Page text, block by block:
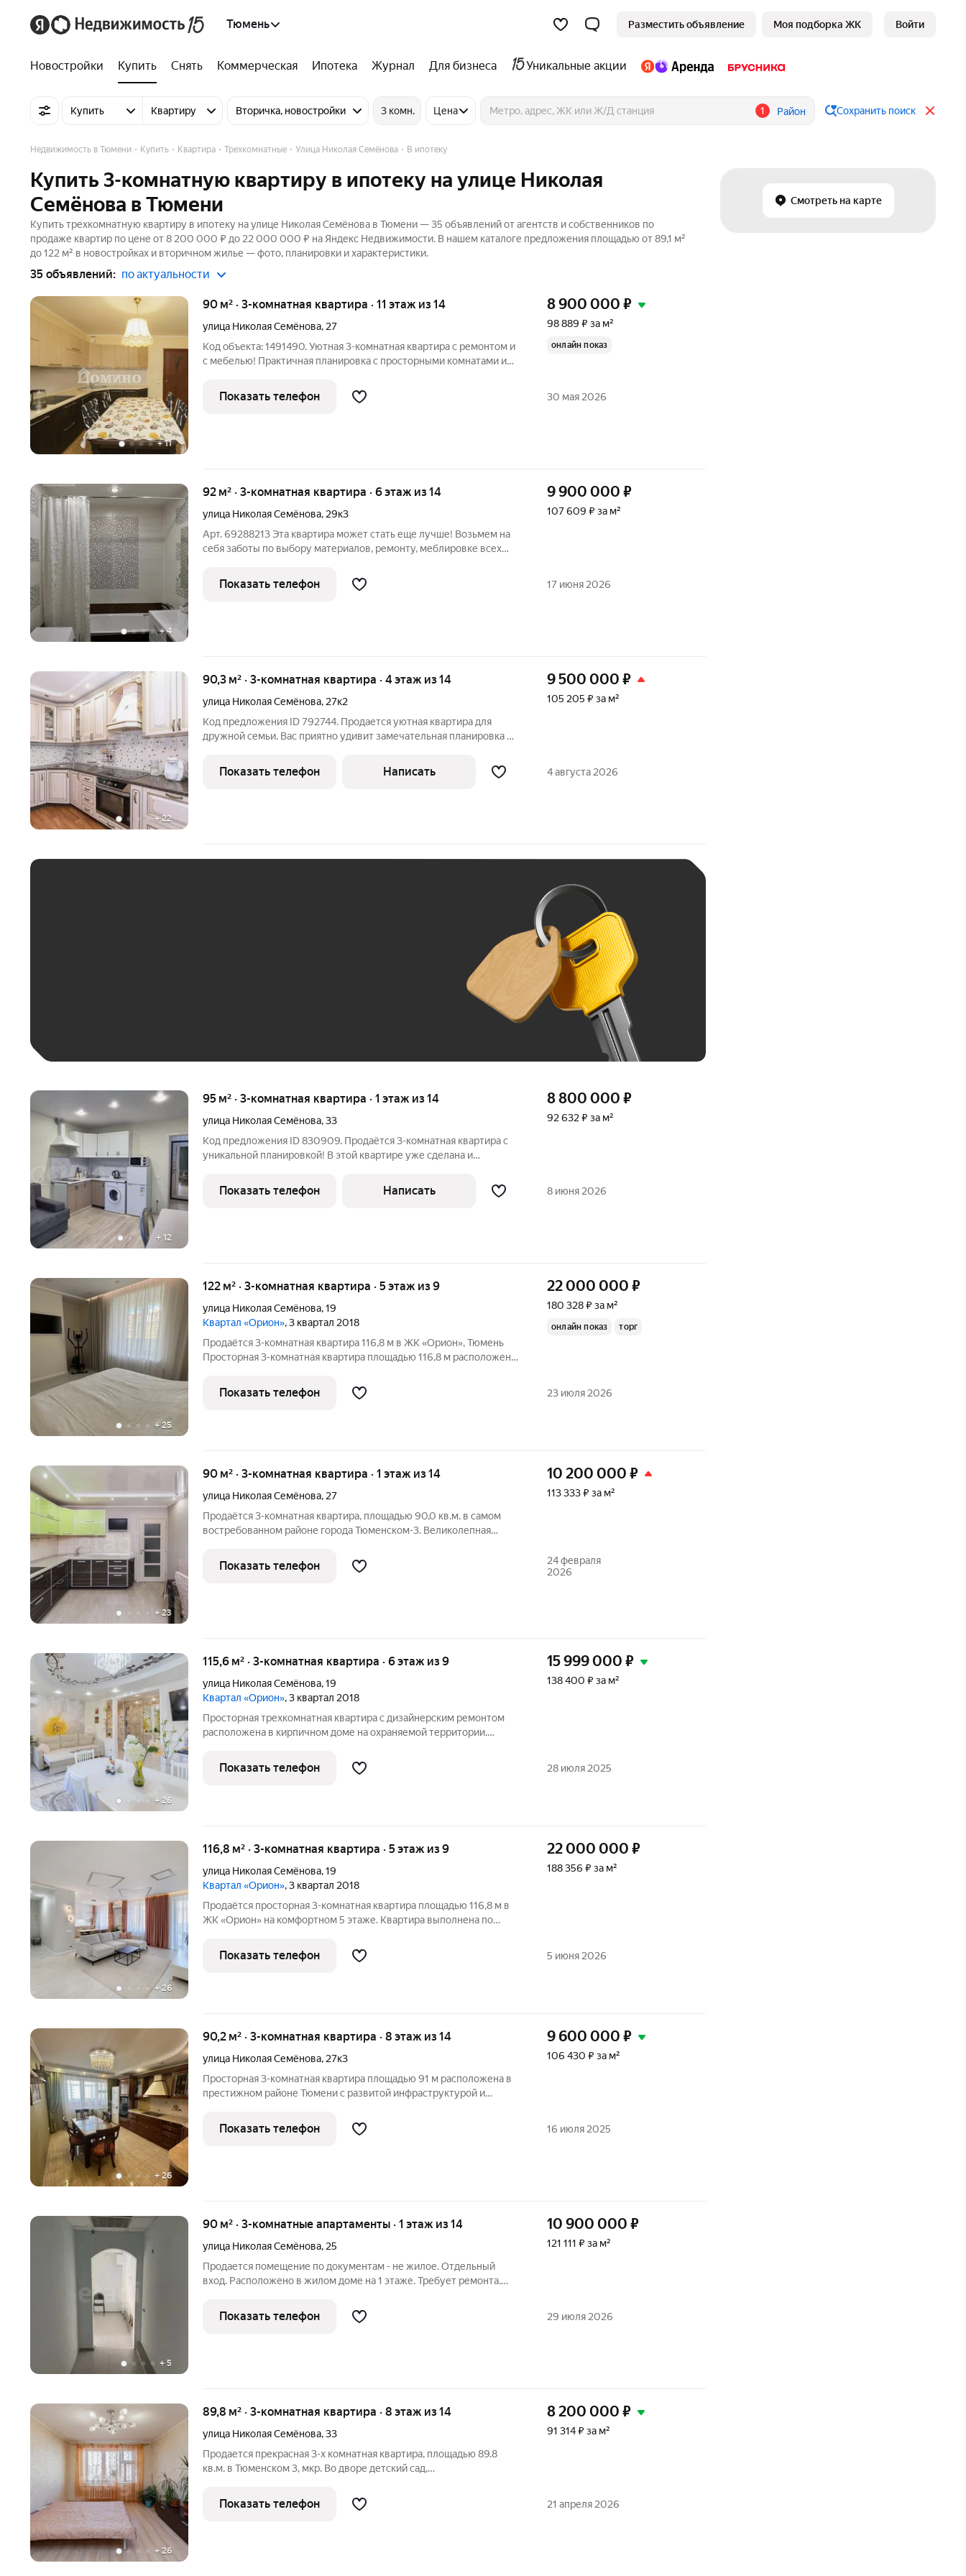
Тюмень Разместить объявление Моя подборка ЖК Войти
Новостройки Купить Снять Коммерческая Ипотека Журнал Для бизнеса Уникальные акции
Купить Квартиру Вторичка, новостройки 3 комн. Цена 1 Район Сохранить поиск
Смотреть на карте
Недвижимость в Тюмени Купить Квартира Трехкомнатные Улица Николая Семёнова В ипотеку
Купить 3-комнатную квартиру в ипотеку на улице Николая
Семёнова в Тюмени
Купить трехкомнатную квартиру в ипотеку на улице Николая Семёнова в Тюмени — 35 объявлений от агентств и собственников по
продаже квартир по цене от 8 200 000 ₽ до 22 000 000 ₽ на Яндекс Недвижимости. В нашем каталоге предложения площадью от 89,1 м²
до 122 м² в новостройках и вторичном жилье — фото, планировки и характеристики.
35 объявлений: по актуальности
+11
90 м² · 3-комнатная квартира · 11 этаж из 14
улица Николая Семёнова, 27
Код объекта: 1491490. Уютная 3-комнатная квартира с ремонтом и
с мебелью! Практичная планировка с просторными комнатами и
вид из окон и чистый воздух, всегда светло и солнечно! При
продаже
8 900 000 ₽
98 889 ₽ за м²
онлайн показ
Показать телефон 30 мая 2026
+4
92 м² · 3-комнатная квартира · 6 этаж из 14
улица Николая Семёнова, 29к3
Арт. 69288213 Эта квартира может стать еще лучше! Возьмем на
себя заботы по выбору материалов, ремонту, меблировке всех
современном развитом мкр Тюменский 3. Панельный дом 2010
года. Двор с
9 900 000 ₽
107 609 ₽ за м²
Показать телефон 17 июня 2026
+22
90,3 м² · 3-комнатная квартира · 4 этаж из 14
улица Николая Семёнова, 27к2
Код предложения ID 792744. Продается уютная квартира для
дружной семьи. Вас приятно удивит замечательная планировка с
В квартире выполнен хороший ремонт. Санузел раздельный в
кафеле. Две
9 500 000 ₽
105 205 ₽ за м²
Показать телефон Написать 4 августа 2026
+ 12
95 м² · 3-комнатная квартира · 1 этаж из 14
улица Николая Семёнова,33
Код предложения ID 830909. Продаётся 3-комнатная квартира с
уникальной планировкой! В этой квартире уже сделана и
отдельные квартиры (1+). Это идеальный вариант для инвесторов
можно сдавать
8 800 000 ₽
92 632 ₽ за м²
Показать телефон Написать 8 июня 2026
+25
122 м² · 3-комнатная квартира · 5 этаж из 9
улица Николая Семёнова,19
Квартал «Орион», 3 квартал 2018
Продаётся 3-комнатная квартира 116,8 м в ЖК «Орион», Тюмень
Просторная 3-комнатная квартира площадью 116,8 м расположена
отличный вариант для семьи, которая ценит комфорт, качество и
22 000 000 ₽
180 328 ₽ за м²
онлайн показ торг
Показать телефон 23 июля 2026
+ 23
90 м² · 3-комнатная квартира · 1 этаж из 14
улица Николая Семёнова, 27
Продаётся 3-комнатная квартира, площадью 90,0 кв.м. в самом
востребованном районе города Тюменском-3. Великолепная
центров до автосалонов! Дом 121 серии от надежного
застройщика ТДСК.
10 200 000 ₽
113 333 ₽ за м²
Показать телефон
24 февраля
2026
+ 26
115,6 м² · 3-комнатная квартира · 6 этаж из 9
улица Николая Семёнова,19
Квартал «Орион», 3 квартал 2018
Просторная трехкомнатная квартира с дизайнерским ремонтом
расположена в кирпичном доме на охраняемой территории.
гостиная 35 кв.м, идеальное пространство для приема гостей и
семейных обедов
15 999 000 ₽
138 400 ₽ за м²
Показать телефон 28 июля 2025
+ 26
116,8 м² · 3-комнатная квартира · 5 этаж из 9
улица Николая Семёнова,19
Квартал «Орион», 3 квартал 2018
Продаётся просторная 3-комнатная квартира площадью 116,8 м в
ЖК «Орион» на комфортном 5 этаже. Квартира выполнена по
качественных материалов премиального уровня. Светлые
оттенки интерьера, продуманная
22 000 000 ₽
188 356 ₽ за м²
Показать телефон 5 июня 2026
+26
90,2 м² · 3-комнатная квартира · 8 этаж из 14
улица Николая Семёнова, 27к3
Просторная 3-комнатная квартира площадью 91 м расположена в
престижном районе Тюмени с развитой инфраструктурой и
месте, вдали от оживленных дорог, что гарантирует спокойную
атмосферу для
9 600 000 ₽
106 430 ₽ за м²
Показать телефон 16 июля 2025
+ 5
90 м² · 3-комнатные апартаменты · 1 этаж из 14
улица Николая Семёнова, 25
Продается помещение по документам - не жилое. Отдельный
вход. Расположено в жилом доме на 1 этаже. Требует ремонта.
организации, спортивный клуб, детский клуб, салон красоты,
оптика, массажный
10 900 000 ₽
121 111 ₽ за м²
Показать телефон 29 июля 2026
+ 26
89,8 м² · 3-комнатная квартира · 8 этаж из 14
улица Николая Семёнова,33
Продается прекрасная 3-х комнатная квартира, площадью 89.8
кв.м. в Тюменском 3, мкр. Во дворе детский сад,
ходьбы. Рядом так же крупные торговые центры- Кристалл, Ашан,
Метро, Леруа Мерлен.
8 200 000 ₽
91 314 ₽ за м²
Показать телефон 21 апреля 2026